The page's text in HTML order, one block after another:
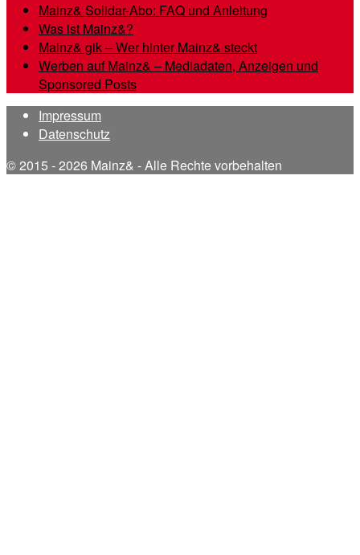
Mainz& Solidar-Abo: FAQ und Anleitung
Was ist Mainz&?
Mainz& gik – Wer hinter Mainz& steckt
Werben auf Mainz& – Mediadaten, Anzeigen und
Sponsored Posts
Impressum
Datenschutz
© 2015 - 2026 Mainz& - Alle Rechte vorbehalten